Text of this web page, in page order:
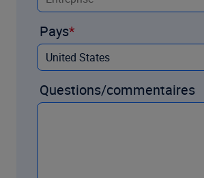
Pays
Questions/commentaires